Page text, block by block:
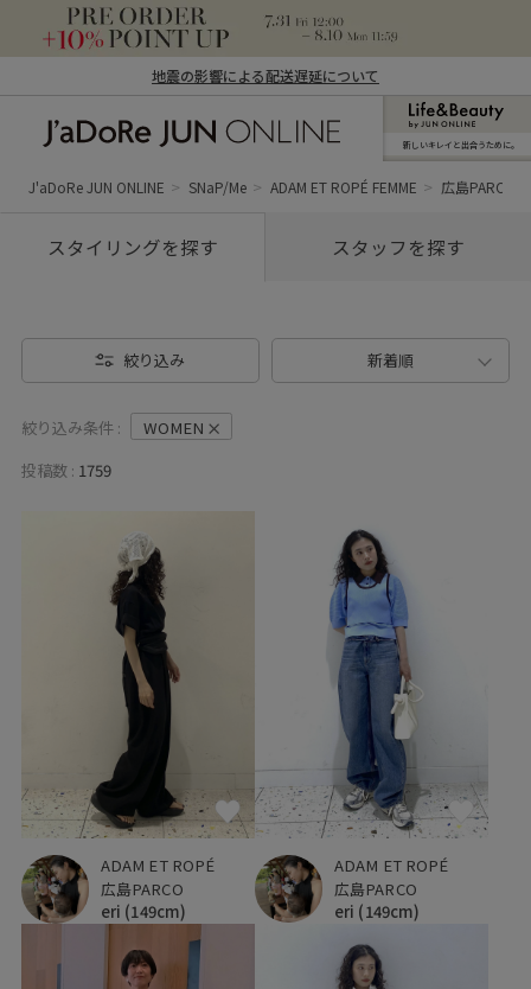
地震の影響による配送遅延について
ン オンライン）
新しいキレイと出合うために。
J'aDoRe JUN ONLINE SNaP/Me ADAM ET ROPÉ FEMME 広島PARCO
スタイリングを探す スタッフを探す
絞り込み 新着順
絞り込み条件 :
WOMEN
投稿数 : 1759
ADAM ET ROPÉ
広島PARCO
eri (149cm)
ADAM ET ROPÉ
広島PARCO
eri (149cm)